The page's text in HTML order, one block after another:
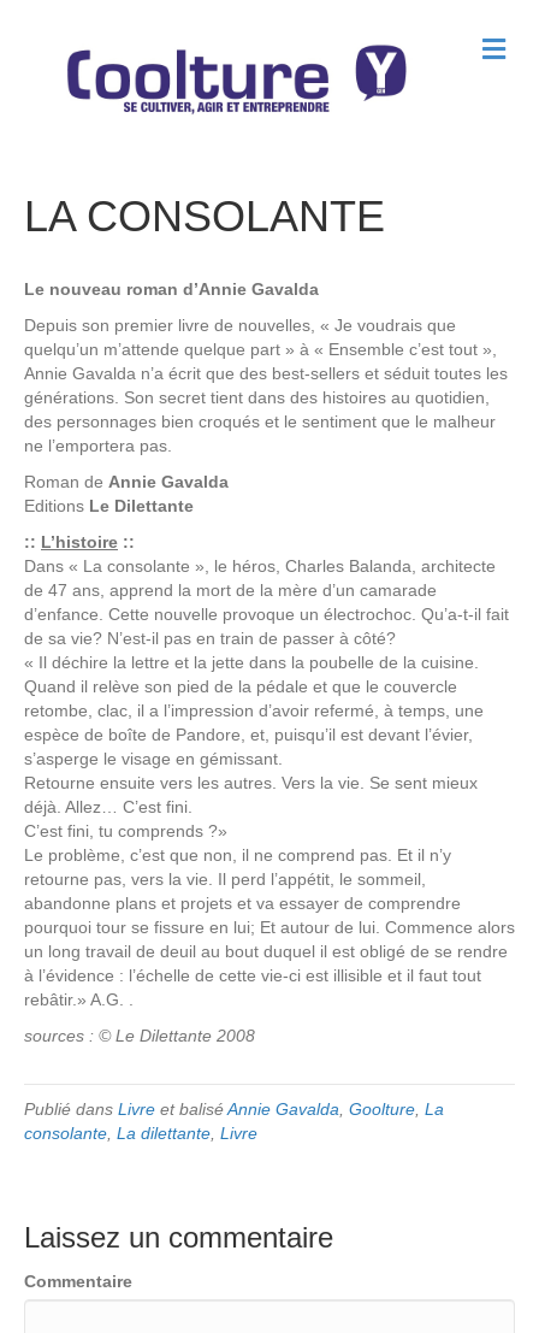
M
e
LA CONSOLANTE
Le nouveau roman d’Annie Gavalda
Depuis son premier livre de nouvelles, « Je voudrais que
quelqu’un m’attende quelque part » à « Ensemble c’est tout »,
Annie Gavalda n’a écrit que des best-sellers et séduit toutes les
générations. Son secret tient dans des histoires au quotidien,
des personnages bien croqués et le sentiment que le malheur
ne l’emportera pas.
Roman de Annie Gavalda
Editions Le Dilettante
:: L’histoire ::
Dans « La consolante », le héros, Charles Balanda, architecte
de 47 ans, apprend la mort de la mère d’un camarade
d’enfance. Cette nouvelle provoque un électrochoc. Qu’a-t-il fait
de sa vie? N’est-il pas en train de passer à côté?
« Il déchire la lettre et la jette dans la poubelle de la cuisine.
Quand il relève son pied de la pédale et que le couvercle
retombe, clac, il a l’impression d’avoir refermé, à temps, une
espèce de boîte de Pandore, et, puisqu’il est devant l’évier,
s’asperge le visage en gémissant.
Retourne ensuite vers les autres. Vers la vie. Se sent mieux
déjà. Allez… C’est fini.
C’est fini, tu comprends ?»
Le problème, c’est que non, il ne comprend pas. Et il n’y
retourne pas, vers la vie. Il perd l’appétit, le sommeil,
abandonne plans et projets et va essayer de comprendre
pourquoi tour se fissure en lui; Et autour de lui. Commence alors
un long travail de deuil au bout duquel il est obligé de se rendre
à l’évidence : l’échelle de cette vie-ci est illisible et il faut tout
rebâtir.» A.G. .
sources : © Le Dilettante 2008
Publié dans Livre et baliséAnnie Gavalda Goolture La
consolante La dilettante Livre
Laissez un commentaire
Commentaire